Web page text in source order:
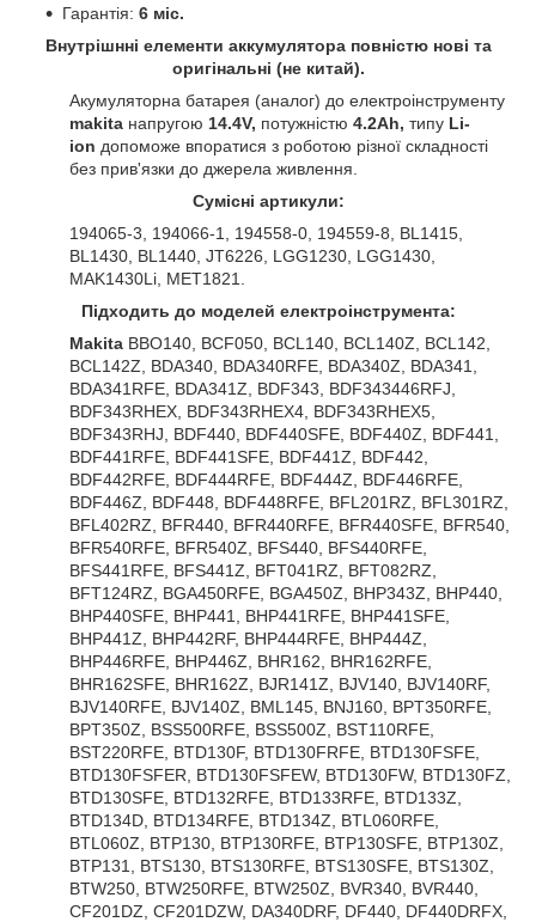
Гарантія: 6 міс.
Внутрішнні елементи аккумулятора повністю нові та
оригінальні (не китай).
Акумуляторна батарея (аналог) до електроінструменту
makita напругою 14.4V, потужністю 4.2Ah, типу Li-
ion допоможе впоратися з роботою різної складності
без прив'язки до джерела живлення.
Сумісні артикули:
194065-3, 194066-1, 194558-0, 194559-8, BL1415,
BL1430, BL1440, JT6226, LGG1230, LGG1430,
MAK1430Li, MET1821.
Підходить до моделей електроінструмента:
Makita BBO140, BCF050, BCL140, BCL140Z, BCL142,
BCL142Z, BDA340, BDA340RFE, BDA340Z, BDA341,
BDA341RFE, BDA341Z, BDF343, BDF343446RFJ,
BDF343RHEX, BDF343RHEX4, BDF343RHEX5,
BDF343RHJ, BDF440, BDF440SFE, BDF440Z, BDF441,
BDF441RFE, BDF441SFE, BDF441Z, BDF442,
BDF442RFE, BDF444RFE, BDF444Z, BDF446RFE,
BDF446Z, BDF448, BDF448RFE, BFL201RZ, BFL301RZ,
BFL402RZ, BFR440, BFR440RFE, BFR440SFE, BFR540,
BFR540RFE, BFR540Z, BFS440, BFS440RFE,
BFS441RFE, BFS441Z, BFT041RZ, BFT082RZ,
BFT124RZ, BGA450RFE, BGA450Z, BHP343Z, BHP440,
BHP440SFE, BHP441, BHP441RFE, BHP441SFE,
BHP441Z, BHP442RF, BHP444RFE, BHP444Z,
BHP446RFE, BHP446Z, BHR162, BHR162RFE,
BHR162SFE, BHR162Z, BJR141Z, BJV140, BJV140RF,
BJV140RFE, BJV140Z, BML145, BNJ160, BPT350RFE,
BPT350Z, BSS500RFE, BSS500Z, BST110RFE,
BST220RFE, BTD130F, BTD130FRFE, BTD130FSFE,
BTD130FSFER, BTD130FSFEW, BTD130FW, BTD130FZ,
BTD130SFE, BTD132RFE, BTD133RFE, BTD133Z,
BTD134D, BTD134RFE, BTD134Z, BTL060RFE,
BTL060Z, BTP130, BTP130RFE, BTP130SFE, BTP130Z,
BTP131, BTS130, BTS130RFE, BTS130SFE, BTS130Z,
BTW250, BTW250RFE, BTW250Z, BVR340, BVR440,
CF201DZ, CF201DZW, DA340DRF, DF440, DF440DRFX,